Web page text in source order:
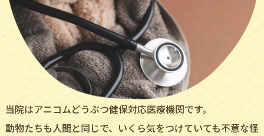
当院はアニコムどうぶつ健保対応医療機関です。
動物たちも人間と同じで、いくら気をつけていても不意な怪